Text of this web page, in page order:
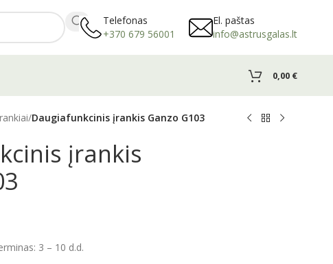
Telefonas
+370 679 56001
El. paštas
info@astrusgalas.lt
0,00 €
/Daugiafunkcinis įrankis Ganzo G103
įrankis
3 – 10 d.d.